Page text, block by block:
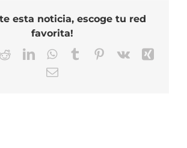
esta noticia, escoge tu red
favorita!
RedditLinkedInWhatsApp
TumblrPinterest
Vk
Correo